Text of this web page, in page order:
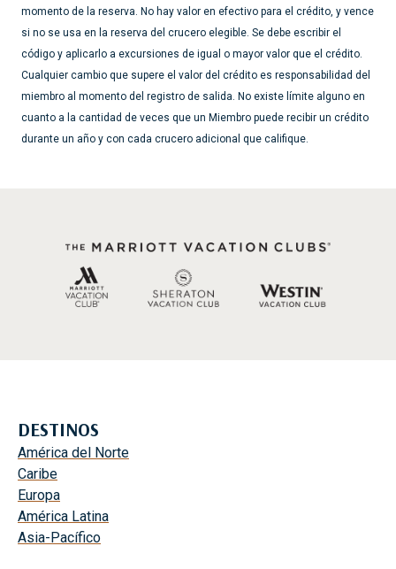
momento de la reserva. No hay valor en efectivo para el crédito, y vence
si no se usa en la reserva del crucero elegible. Se debe escribir el
código y aplicarlo a excursiones de igual o mayor valor que el crédito.
Cualquier cambio que supere el valor del crédito es responsabilidad del
miembro al momento del registro de salida. No existe límite alguno en
cuanto a la cantidad de veces que un Miembro puede recibir un crédito
durante un año y con cada crucero adicional que califique.
DESTINOS
América del Norte
Caribe
Europa
América Latina
Asia-Pacífico